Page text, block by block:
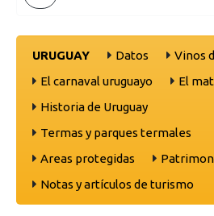
URUGUAY Datos
Vinos
El carnaval uruguayo
El
Historia de Uruguay
Termas y parques termales
Areas protegidas
Notas y artículos de turismo